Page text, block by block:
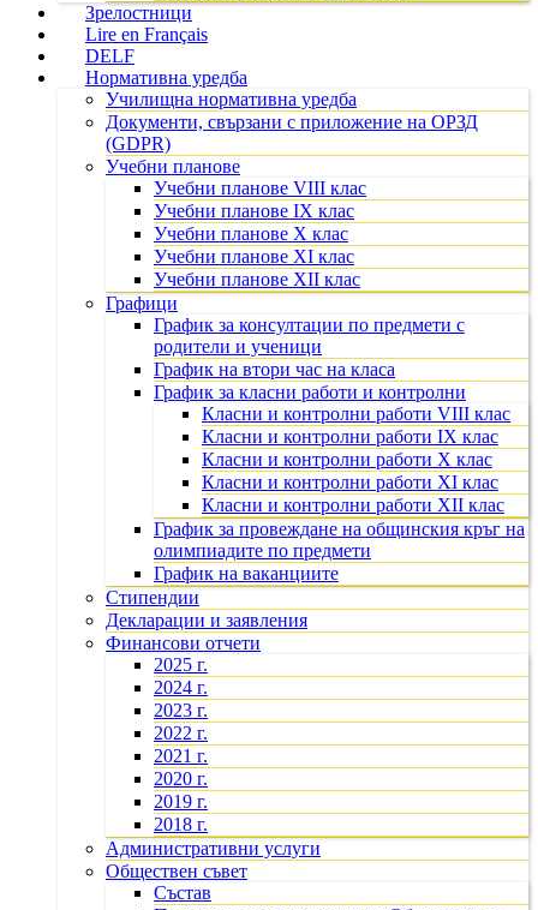
Зрелостници
Lire en Français
DELF
Нормативна уредба
Училищна нормативна уредба
Документи, свързани с приложение на ОРЗД
(GDPR)
Учебни планове
Учебни планове VIII клас
Учебни планове IX клас
Учебни планове X клас
Учебни планове XI клас
Учебни планове XII клас
Графици
График за консултации по предмети с
родители и ученици
График на втори час на класа
График за класни работи и контролни
Класни и контролни работи VIII клас
Класни и контролни работи IX клас
Класни и контролни работи X клас
Класни и контролни работи XI клас
Класни и контролни работи XII клас
График за провеждане на общинския кръг на
олимпиадите по предмети
График на ваканциите
Стипендии
Декларации и заявления
Финансови отчети
2025 г.
2024 г.
2023 г.
2022 г.
2021 г.
2020 г.
2019 г.
2018 г.
Административни услуги
Обществен съвет
Състав